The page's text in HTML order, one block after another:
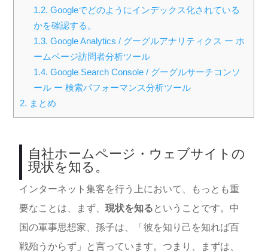
1.2. Googleでどのようにインデックス化されている
かを確認する。
1.3. Google Analytics / グーグルアナリティクス ー ホ
ームページ訪問者分析ツール
1.4. Google Search Console / グーグルサーチコンソ
ール ー 検索パフォーマンス分析ツール
2. まとめ
自社ホームページ・ウェブサイトの
現状を知る。
インターネット集客を行う上において、もっとも重
要なことは、まず、現状を知る ということです。中
国の軍事思想家、孫子は、「彼を知り己を知れば百
戦殆うからず」と言っています。つまり、まずは、